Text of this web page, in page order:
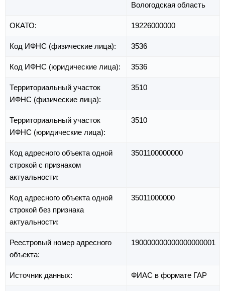
Вологодская область
ОКАТО: 19226000000
Код ИФНС (физические лица): 3536
Код ИФНС (юридические лица): 3536
Территориальный участок
ИФНС (физические лица):
3510
Территориальный участок
ИФНС (юридические лица):
3510
Код адресного объекта одной
строкой с признаком
актуальности:
3501100000000
Код адресного объекта одной
строкой без признака
актуальности:
35011000000
Реестровый номер адресного
объекта:
190000000000000000001
Источник данных: ФИАС в формате ГАР